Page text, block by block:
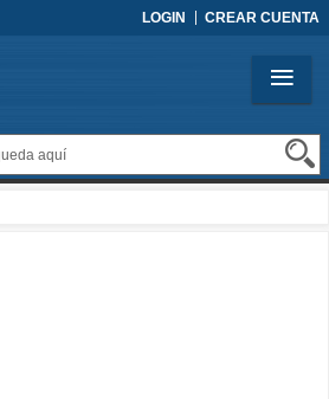
LOGIN CREAR CUENTA